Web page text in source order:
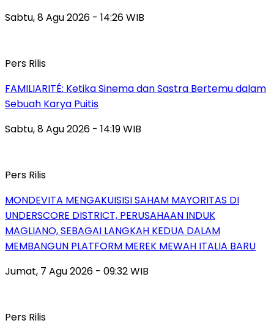
Sabtu, 8 Agu 2026 - 14:26 WIB
Pers Rilis
FAMILIARITÉ: Ketika Sinema dan Sastra Bertemu dalam
Sebuah Karya Puitis
Sabtu, 8 Agu 2026 - 14:19 WIB
Pers Rilis
MONDEVITA MENGAKUISISI SAHAM MAYORITAS DI
UNDERSCORE DISTRICT, PERUSAHAAN INDUK
MAGLIANO, SEBAGAI LANGKAH KEDUA DALAM
MEMBANGUN PLATFORM MEREK MEWAH ITALIA BARU
Jumat, 7 Agu 2026 - 09:32 WIB
Pers Rilis